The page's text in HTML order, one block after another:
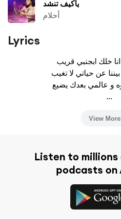
ياكيف تنشد
أحلام
Lyrics
خلك ابجنبي قريب
عن حياتي لا تغيب
و عالمي بعدك يضيع
...
View More
Listen to
podcasts on